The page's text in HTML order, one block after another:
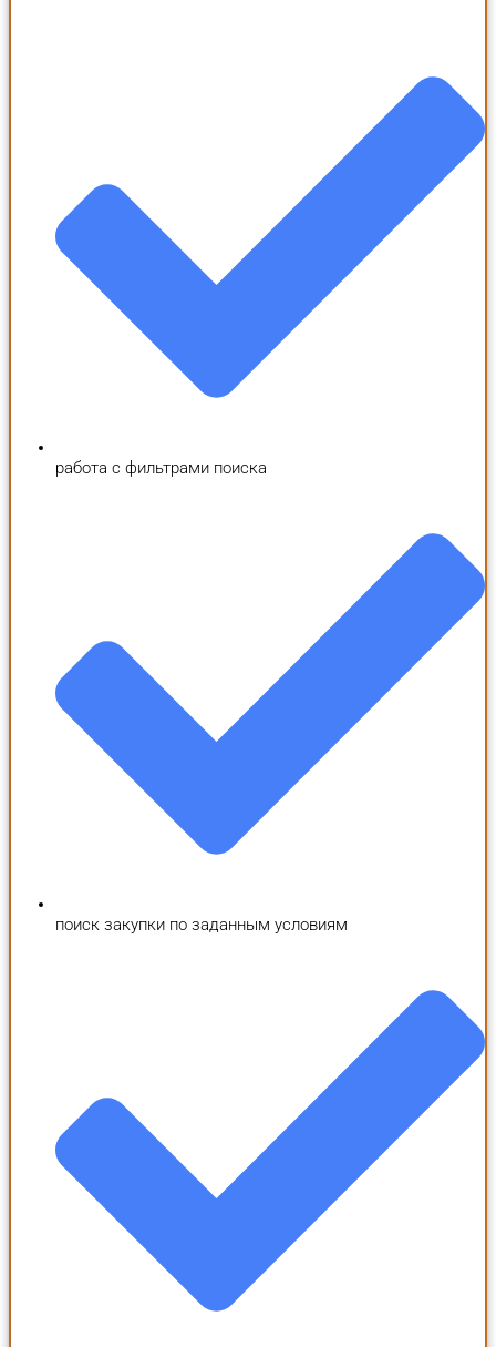
работа с фильтрами поиска
поиск закупки по заданным условиям